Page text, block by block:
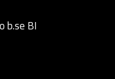
b.se BI